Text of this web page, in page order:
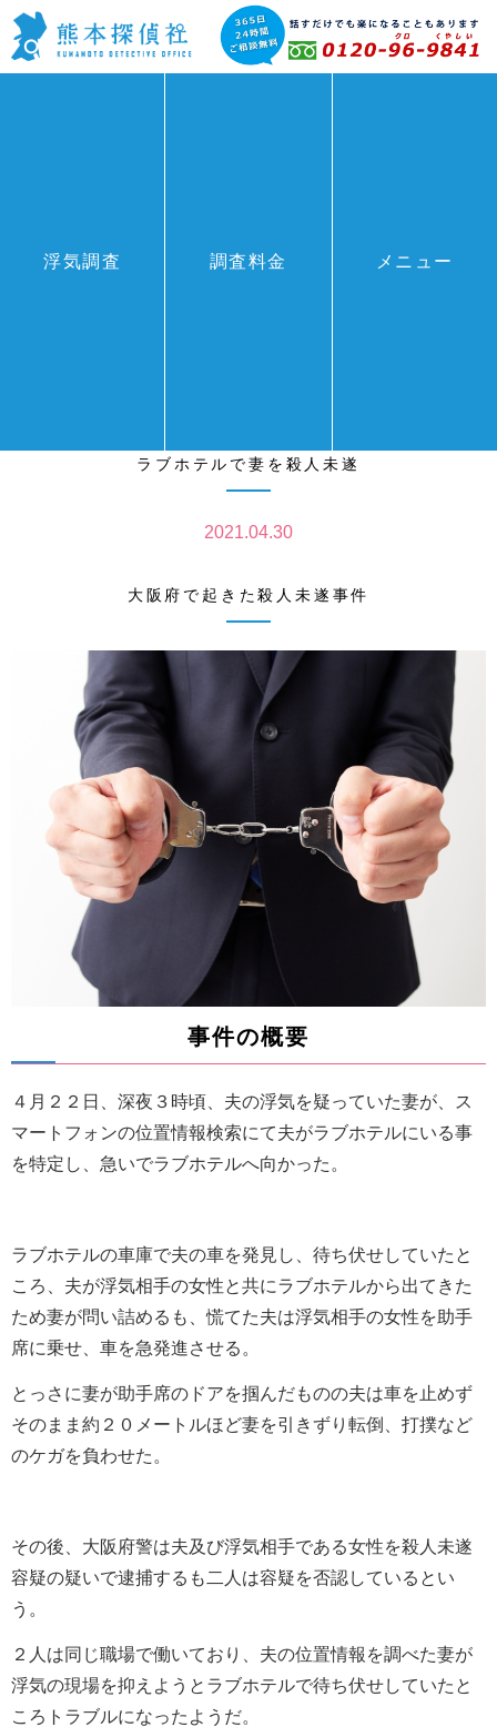
浮気調査 調査料金 メニュー
BLOG
ラブホテルで妻を殺人未遂
2021.04.30
大阪府で起きた殺人未遂事件
事件の概要
４月２２日、深夜３時頃、夫の浮気を疑っていた妻が、ス
マートフォンの位置情報検索にて夫がラブホテルにいる事
を特定し、急いでラブホテルへ向かった。
ラブホテルの車庫で夫の車を発見し、待ち伏せしていたと
ころ、夫が浮気相手の女性と共にラブホテルから出てきた
ため妻が問い詰めるも、慌てた夫は浮気相手の女性を助手
席に乗せ、車を急発進させる。
とっさに妻が助手席のドアを掴んだものの夫は車を止めず
そのまま約２０メートルほど妻を引きずり転倒、打撲など
のケガを負わせた。
その後、大阪府警は夫及び浮気相手である女性を殺人未遂
容疑の疑いで逮捕するも二人は容疑を否認しているとい
う。
２人は同じ職場で働いており、夫の位置情報を調べた妻が
浮気の現場を抑えようとラブホテルで待ち伏せしていたと
ころトラブルになったようだ。